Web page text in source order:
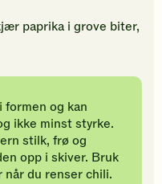
paprika i grove biter,
og kan
ikke minst styrke.
stilk, frø og
opp i skiver. Bruk
når du renser chili.